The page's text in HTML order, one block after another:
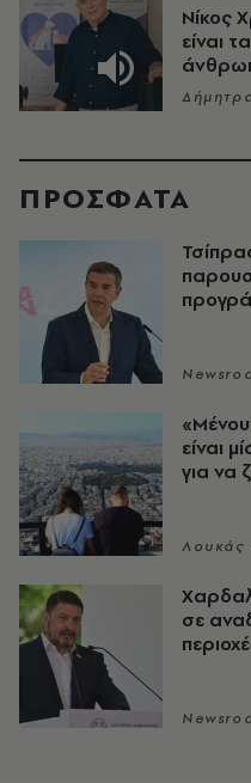
Νίκος
είναι
ΠΡΟΣΦΑΤΑ
είναι
για να
Λουκάς
σε